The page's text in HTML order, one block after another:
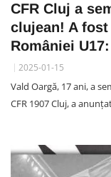
CFR Cluj a
clujean! A
României
2025-01-15
Vald Oargă, 17 ani, a
CFR 1907 Cluj, a